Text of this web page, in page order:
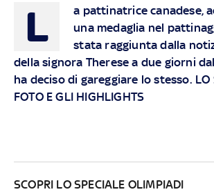
L
a pattinatrice canadese,
una medaglia nel
stata raggiunta dalla
della signora Therese a due giorni
ha deciso di gareggiare lo stesso. LO
FOTO E GLI HIGHLIGHTS
SCOPRI LO SPECIALE OLIMPIADI